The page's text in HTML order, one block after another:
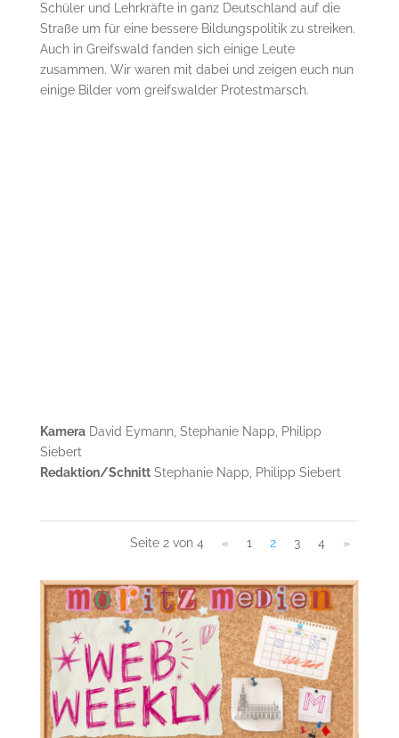
Schüler und Lehrkräfte in ganz Deutschland auf die
Straße um für eine bessere Bildungspolitik zu streiken.
Auch in Greifswald fanden sich einige Leute
zusammen. Wir waren mit dabei und zeigen euch nun
einige Bilder vom greifswalder Protestmarsch.
KameraDavid Eymann, Stephanie Napp, Philipp
Siebert
Redaktion/SchnittStephanie Napp, Philipp Siebert
Seite 2 von 4 « 1 2 3 4 »